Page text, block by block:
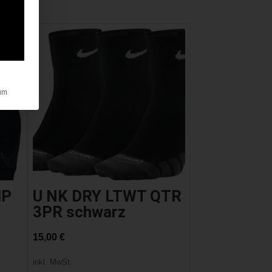
U NK DRY LTWT QTR
3PR schwarz
15,00 €
inkl. MwSt.